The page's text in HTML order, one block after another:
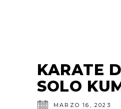
KARATE
SOLO
MARZO 16, 2023